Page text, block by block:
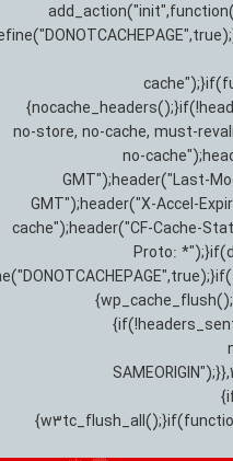
no-store, no-cache, must-
no-
GMT");header("Last-
GMT");header("X-Accel-
cache");header("CF-Cache-
Proto: